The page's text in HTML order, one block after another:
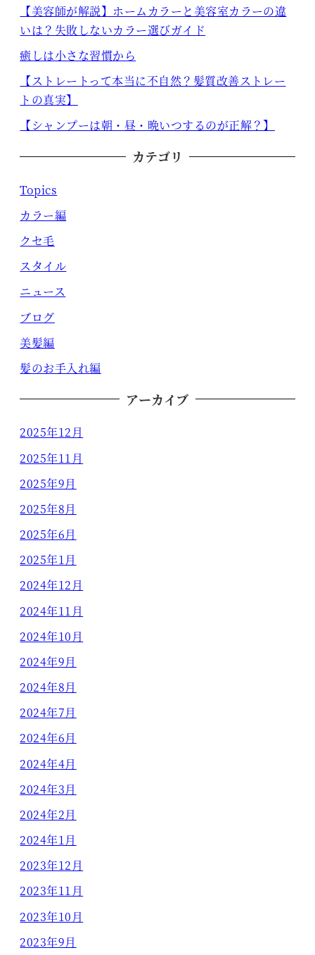
【美容師が解説】ホームカラーと美容室カラーの違
いは？失敗しないカラー選びガイド
癒しは小さな習慣から
【ストレートって本当に不自然？髪質改善ストレー
トの真実】
【シャンプーは朝・昼・晩いつするのが正解？】
カテゴリ
Topics
カラー編
クセ毛
スタイル
ニュース
ブログ
美髪編
髪のお手入れ編
アーカイブ
2025年12月
2025年11月
2025年9月
2025年8月
2025年6月
2025年1月
2024年12月
2024年11月
2024年10月
2024年9月
2024年8月
2024年7月
2024年6月
2024年4月
2024年3月
2024年2月
2024年1月
2023年12月
2023年11月
2023年10月
2023年9月